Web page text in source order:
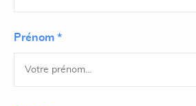
Prénom *